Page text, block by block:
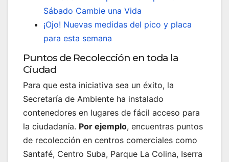
Sábado Cambie una Vida
¡Ojo! Nuevas medidas del pico y placa
para esta semana
Puntos de Recolección en toda la
Ciudad
Para que esta iniciativa sea un éxito, la
Secretaría de Ambiente ha instalado
contenedores en lugares de fácil acceso para
la ciudadanía. Por ejemplo, encuentras puntos
de recolección en centros comerciales como
Santafé, Centro Suba, Parque La Colina, Iserra